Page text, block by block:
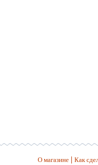
О магазине Как